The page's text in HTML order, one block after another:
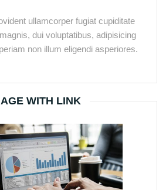
ullamcorper fugiat cupiditate
dui voluptatibus, adipisicing
non illum eligendi asperiores.
WITH LINK